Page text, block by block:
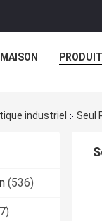
MAISON
industriel Seul
(536)